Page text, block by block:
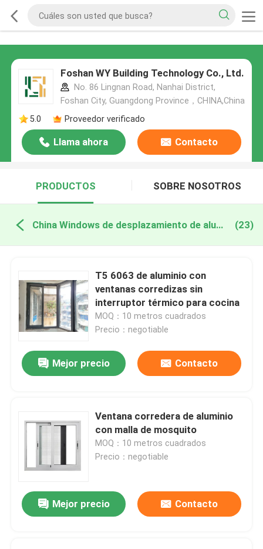
Foshan WY Building Technology Co., Ltd.
No. 86 Lingnan Road, Nanhai District,
Foshan City, Guangdong Province，CHINA,China
5.0
Proveedor verificado
Llama ahora Contacto
PRODUCTOS SOBRE NOSOTROS
China Windows de desplazamiento de aluminio (23)
T5 6063 de aluminio con
ventanas corredizas sin
interruptor térmico para cocina
MOQ：10 metros cuadrados
Precio：negotiable
Mejor precio Contacto
Ventana corredera de aluminio
con malla de mosquito
MOQ：10 metros cuadrados
Precio：negotiable
Mejor precio Contacto